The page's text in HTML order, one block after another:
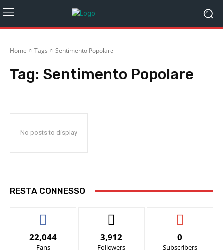
Home Tags Sentimento Popolare
Tag: Sentimento Popolare
No posts to display
RESTA CONNESSO
22,044
Fans
3,912
Followers
0
Subscribers